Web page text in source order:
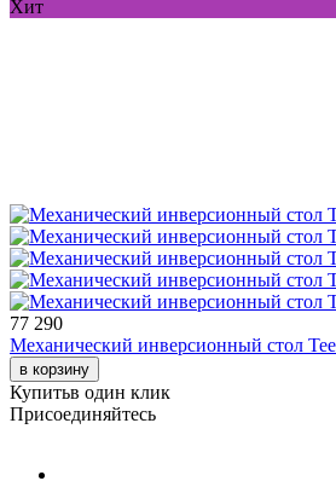
Хит
77 290
Механический инверсионный стол
в корзину
Купитьв один клик
Присоединяйтесь